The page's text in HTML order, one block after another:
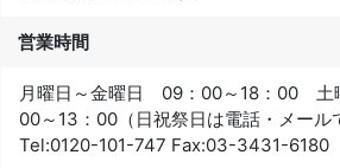
営業時間
月曜日～金曜日 09：00～18：00 土
00～13：00（日祝祭日は電話・メール
Tel:0120-101-747 Fax:03-3431-6180